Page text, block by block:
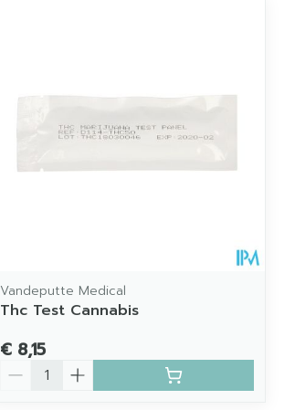
Vandeputte Medical
Thc Test Cannabis
€ 8,15
Aantal